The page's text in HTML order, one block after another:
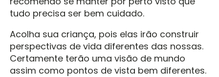
tudo precisa ser bem cuidado.
Acolha sua criança, pois elas irão construir
perspectivas de vida diferentes das nossas.
Certamente terão uma visão de mundo
assim como pontos de vista bem diferentes.